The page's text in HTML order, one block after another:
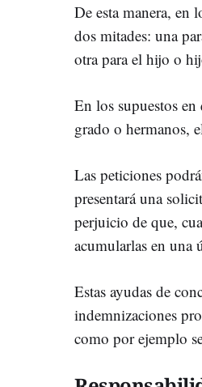
De esta manera, en
dos mitades: una
otra para el hijo o
En los supuestos en
grado o hermanos,
Las peticiones
presentará una
perjuicio de que,
acumularlas en una
Estas ayudas de
indemnizaciones
como por ejemplo